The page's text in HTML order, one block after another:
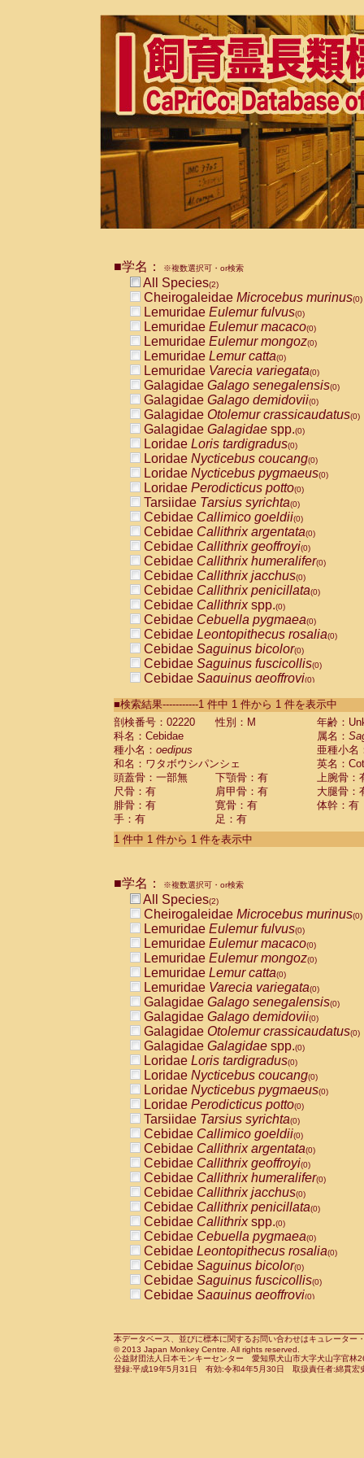
■学名： ※複数選択可・or検索
All Species(2)
Cheirogaleidae Microcebus murinus(0)
Lemuridae Eulemur fulvus(0)
Lemuridae Eulemur macaco(0)
Lemuridae Eulemur mongoz(0)
Lemuridae Lemur catta(0)
Lemuridae Varecia variegata(0)
Galagidae Galago senegalensis(0)
Galagidae Galago demidovii(0)
Galagidae Otolemur crassicaudatus(0)
Galagidae Galagidae spp.(0)
Loridae Loris tardigradus(0)
Loridae Nycticebus coucang(0)
Loridae Nycticebus pygmaeus(0)
Loridae Perodicticus potto(0)
Tarsiidae Tarsius syrichta(0)
Cebidae Callimico goeldii(0)
Cebidae Callithrix argentata(0)
Cebidae Callithrix geoffroyi(0)
Cebidae Callithrix humeralifer(0)
Cebidae Callithrix jacchus(0)
Cebidae Callithrix penicillata(0)
Cebidae Callithrixspp.(0)
Cebidae Cebuella pygmaea(0)
Cebidae Leontopithecus rosalia(0)
Cebidae Saguinus bicolor(0)
Cebidae Saguinus fuscicollis(0)
Cebidae Saguinus geoffroyi(0)
CebidaeSaguinus labiatus(0)
Cebidae Saguinus leucopus (0)
Cebidae
Cebidae
CebidaeSaguinus nigricollis (1)
Cebidae Saguinus oedipus
Cebidae Saguinus weddelli
Cebidae Saguinusspp.
Cebidae Aotus trivirgatus
Cebidae Cebus albifrons
CebidaeCebus nigrivittatus
CebidaeCebus
CebidaeSaimiri boliviensis(0)
CebidaeSaimiri sciureus(0)
AtelidaeAlouatta caraya(0)
AtelidaeAlouatta fusca(0)
AtelidaeAlouatta seniculus
AtelidaeAlouattaspp.(0)
AtelidaeAteles belzebuth(0)
AtelidaeAteles geoffroyi(0)
AtelidaeAteles paniscus(0)
AtelidaeAtelesspp.(0)
Atelidae Lagothrix lagothricha
AtelidaeLagothrix lagothricha cana
PitheciidaeCacajao calvus
PitheciidaeCallicebus cupreus
PitheciidaeCallicebus donacophilus
PitheciidaeCallicebus moloch
PitheciidaeCallicebus torquatus
PitheciidaeCallicebusspp.(0)
PitheciidaeChiropotes satanas(0)
PitheciidaePithecia monachus
PitheciidaePithecia pithecia(0)
CercopithecidaeCercocebus agilis
CercopithecidaeCercocebus
CercopithecidaeCercocebus
CercopithecidaeCercocebus
CercopithecidaeCercocebus
CercopithecidaeCercocebushybrid
CercopithecidaePapio anubis(0)
CercopithecidaePapio cynocephalus
CercopithecidaePapio hamadryas(0)
■検索結果-----------1 件中 1 件から 1 件を表示中
剖検番号：02220
性別：M
年齢：
科名：Cebidae
属名：
種小名： oedipus
亜種小名
和名：ワタボウシパンシェ
英名：
頭蓋骨：一部無
下顎骨：有
上腕骨：
尺骨：有
肩甲骨：有
大腿骨：
腓骨：有
寛骨：有
体幹：有
手：有
足：有
1 件中 1 件から 1 件を表示中
■学名： ※複数選択可・or検索
All Species(2)
Cheirogaleidae Microcebus murinus(0)
Lemuridae Eulemur fulvus(0)
Lemuridae Eulemur macaco(0)
Lemuridae Eulemur mongoz(0)
Lemuridae Lemur catta(0)
Lemuridae Varecia variegata(0)
Galagidae Galago senegalensis(0)
Galagidae Galago demidovii(0)
Galagidae Otolemur crassicaudatus(0)
Galagidae Galagidae spp.(0)
Loridae Loris tardigradus(0)
Loridae Nycticebus coucang(0)
Loridae Nycticebus pygmaeus(0)
Loridae Perodicticus potto(0)
Tarsiidae Tarsius syrichta(0)
Cebidae Callimico goeldii(0)
Cebidae Callithrix argentata(0)
Cebidae Callithrix geoffroyi(0)
Cebidae Callithrix humeralifer(0)
Cebidae Callithrix jacchus(0)
Cebidae Callithrix penicillata(0)
Cebidae Callithrixspp.(0)
Cebidae Cebuella pygmaea(0)
Cebidae Leontopithecus rosalia(0)
Cebidae Saguinus bicolor(0)
Cebidae Saguinus fuscicollis(0)
Cebidae Saguinus geoffroyi(0)
CebidaeSaguinus leucopus(0)
CebidaeSaguinus midas(0)
Cebidae Saguinus mystax(0)
本データベース、並びに標本に関するお問い合わせはキュレータ
© 2013 Japan Monkey Centre. All rights reserved.
公益財団法人日本モンキーセンター 愛知県犬山市大字犬山字官
登録:平成19年5月31日 有効:令和4年5月30日 取扱責任者:綿貫宏